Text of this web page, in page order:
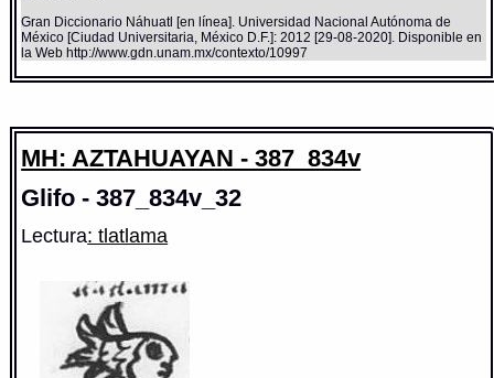
Gran Diccionario Náhuatl [en línea]. Universidad Nacional Autónoma de
México [Ciudad Universitaria, México D.F.]: 2012 [29-08-2020]. Disponible en
la Web http://www.gdn.unam.mx/contexto/10997
MH: AZTAHUAYAN - 387_834v
Glifo - 387_834v_32
Lectura: tlatlama